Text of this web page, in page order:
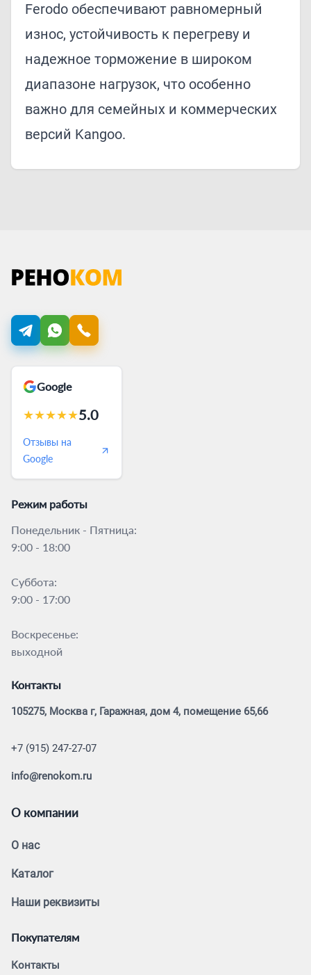
Ferodo обеспечивают равномерный
износ, устойчивость к перегреву и
надежное торможение в широком
диапазоне нагрузок, что особенно
важно для семейных и коммерческих
версий Kangoo.
Google
★★★★★5.0
Отзывы на
Google
Режим работы
Понедельник - Пятница:
9:00 - 18:00
Суббота:
9:00 - 17:00
Воскресенье:
выходной
Контакты
105275, Москва г, Гаражная, дом 4, помещение 65,66
+7 (915) 247-27-07
info@renokom.ru
О компании
О нас
Каталог
Наши реквизиты
Покупателям
Контакты